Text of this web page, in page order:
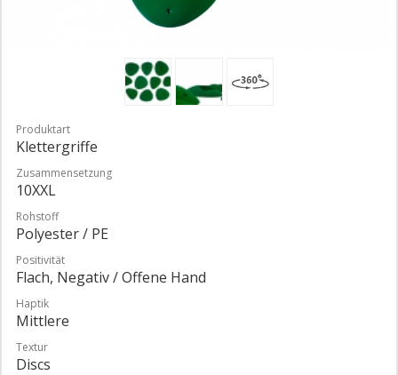
Produktart
Klettergriffe
Zusammensetzung
10XXL
Rohstoff
Polyester / PE
Positivität
Flach, Negativ / Offene Hand
Haptik
Mittlere
Textur
Discs